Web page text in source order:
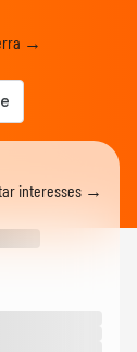
→
interesses →